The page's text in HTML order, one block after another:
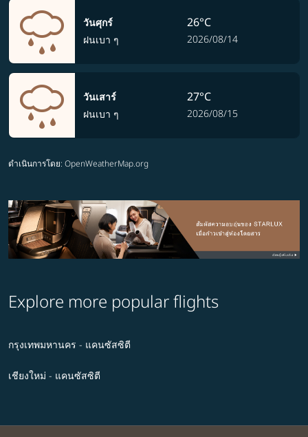
วันศุกร์
ฝนเบา ๆ
26°C
2026/08/14
วันเสาร์
ฝนเบา ๆ
27°C
2026/08/15
ดำเนินการโดย: OpenWeatherMap.org
Explore more popular flights
กรุงเทพมหานคร - แคนซัสซิตี
เชียงใหม่ - แคนซัสซิตี